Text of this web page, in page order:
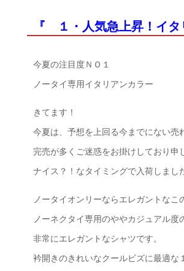
『 １・人気急上昇！イ
今夏の注目度ＮＯ１
ノータイ専用イタリアンカラー
きてます！
今夏は、予想を上回る今までにない売
完売が多くご迷惑をお掛けしており申
ナイス？！なタイミングで入荷しまし
ノータイオンリーならエレガントなこ
ノーネクタイ専用のややカジュアル度
非常にエレガントなシャツです。
衿開きのきれいなクールビズに最適な